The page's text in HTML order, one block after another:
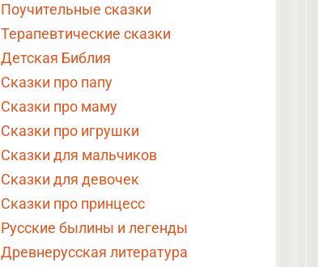
Поучительные сказки
Терапевтические сказки
Детская Библия
Сказки про папу
Сказки про маму
Сказки про игрушки
Сказки для мальчиков
Сказки для девочек
Сказки про принцесс
Русские былины и легенды
Древнерусская литература